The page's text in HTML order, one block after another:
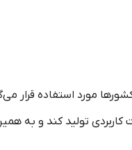
مورد استفاده قرار
تولید کند و به